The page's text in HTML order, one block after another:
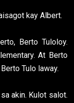
kay Albert.
Berto Tuloloy.
At Berto
Tulo laway.
akin. Kulot salot.